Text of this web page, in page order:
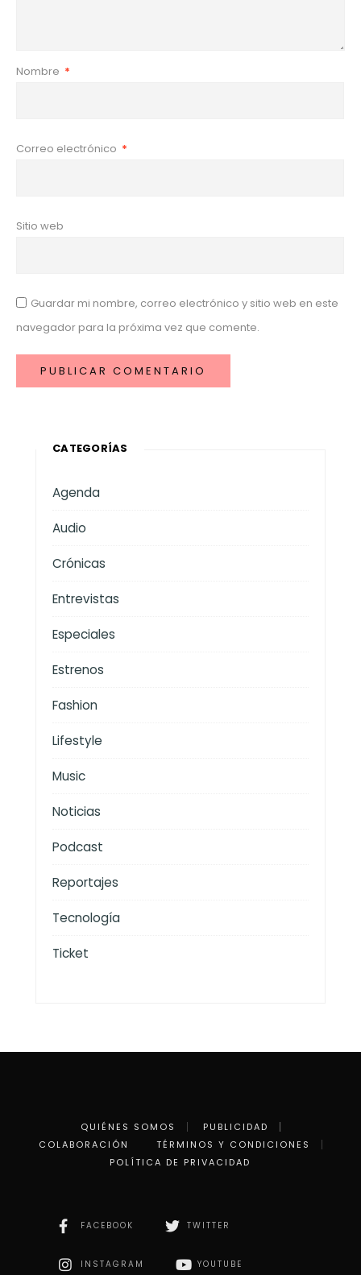
Nombre *
Correo electrónico *
Sitio web
Guardar mi nombre, correo electrónico y sitio web en este
navegador para la próxima vez que comente.
CATEGORÍAS
Agenda
Audio
Crónicas
Entrevistas
Especiales
Estrenos
Fashion
Lifestyle
Music
Noticias
Podcast
Reportajes
Tecnología
Ticket
QUIÉNES SOMOS
PUBLICIDAD
COLABORACIÓN
TÉRMINOS Y CONDICIONES
POLÍTICA DE PRIVACIDAD
FACEBOOK TWITTER
INSTAGRAM YOUTUBE